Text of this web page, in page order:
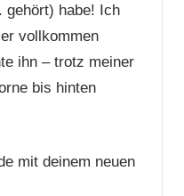
gehört) habe! Ich
vollkommen
ihn – trotz meiner
bis hinten
mit deinem neuen